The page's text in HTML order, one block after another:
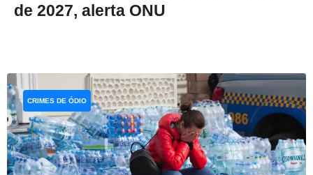
de 2027, alerta ONU
CRIMES DE ÓDIO